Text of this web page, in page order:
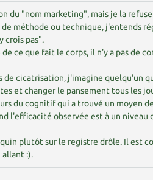
du "nom marketing", mais je la
de méthode ou technique, j'entends
crois pas".
ce que fait le corps, il n'y a pas de
de cicatrisation, j'imagine quelqu'un
et changer le pansement tous les
du cognitif qui a trouvé un moyen
l'efficacité observée est à un
plutôt sur le registre drôle. Il est
:).